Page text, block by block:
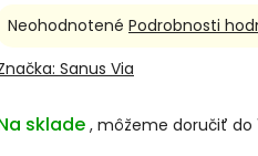
sklade
Priemerné
produktu
z
Neohodnotené Podrobnosti
Sanus Via